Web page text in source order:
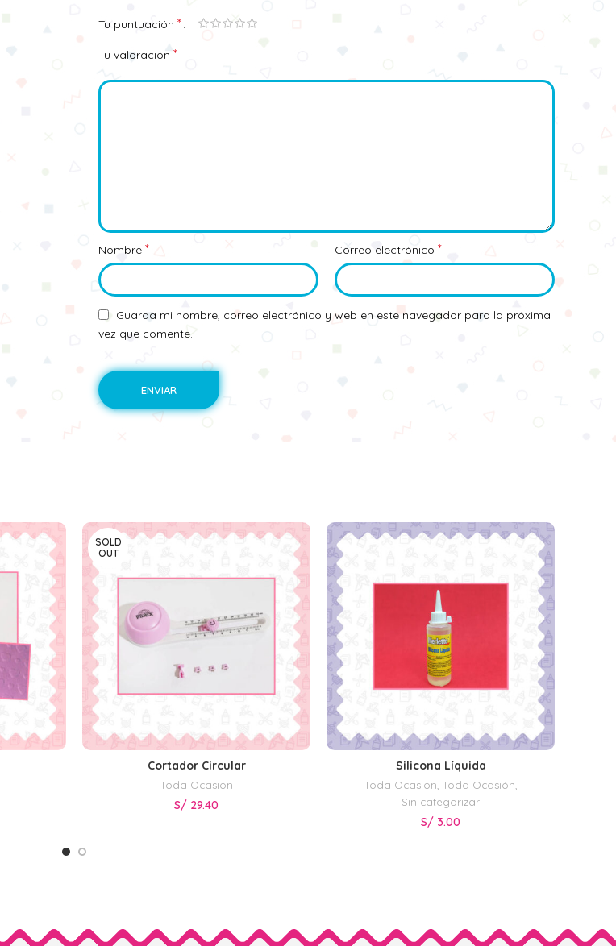
Tu puntuación *
Tu valoración *
Nombre * Correo electrónico *
Guarda mi nombre, correo electrónico y web en este navegador para la próxima
vez que comente.
SOLD
OUT
LEER MÁS
Cortador Circular
Toda Ocasión
S/ 29.40
SELECCIONAR OPCIONES
Silicona Líquida
Toda Ocasión,Toda Ocasión,
Sin categorizar
S/ 3.00